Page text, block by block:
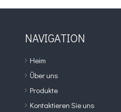
NAVIGATION
Heim
Über uns
Produkte
Kontaktieren Sie uns